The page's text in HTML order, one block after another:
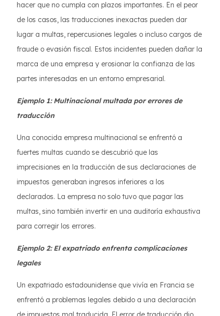
hacer que no cumpla con plazos importantes. En el peor
de los casos, las traducciones inexactas pueden dar
lugar a multas, repercusiones legales o incluso cargos de
fraude o evasión fiscal. Estos incidentes pueden dañar la
marca de una empresa y erosionar la confianza de las
partes interesadas en un entorno empresarial.
Ejemplo 1: Multinacional multada por errores de
traducción
Una conocida empresa multinacional se enfrentó a
fuertes multas cuando se descubrió que las
imprecisiones en la traducción de sus declaraciones de
impuestos generaban ingresos inferiores a los
declarados. La empresa no solo tuvo que pagar las
multas, sino también invertir en una auditoría exhaustiva
para corregir los errores.
Ejemplo 2: El expatriado enfrenta complicaciones
legales
Un expatriado estadounidense que vivía en Francia se
enfrentó a problemas legales debido a una declaración